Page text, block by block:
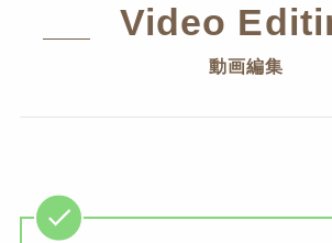
Video
動画編集